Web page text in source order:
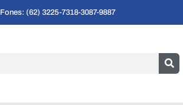
Fones: (62) 3225-7318-3087-9887